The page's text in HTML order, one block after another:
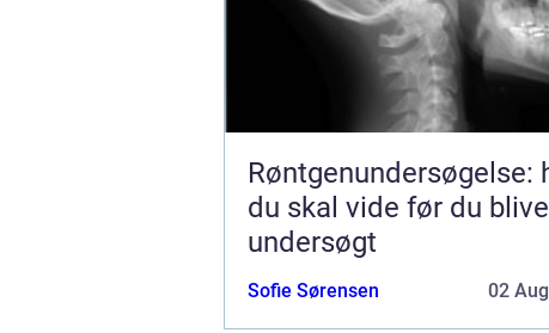
Røntgenundersøgelse:
du skal vide før du
undersøgt
Sofie Sørensen 02